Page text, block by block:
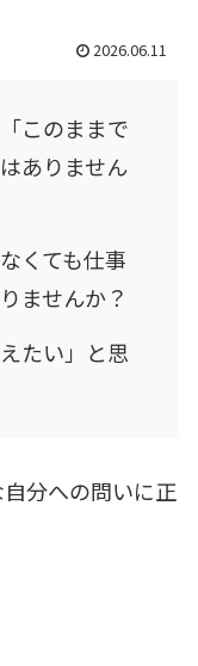
2026.06.11
このままで
ありません
くても仕事
ませんか？
たい」と思
分への問いに正